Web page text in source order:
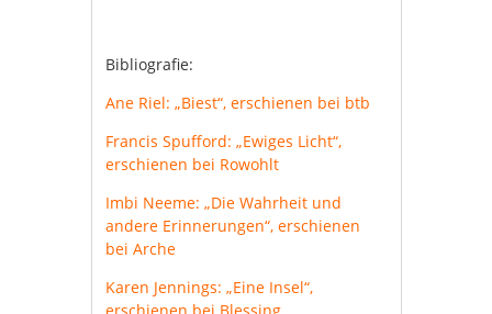
Bibliografie:
Ane Riel: „Biest“, erschienen bei btb
Francis Spufford: „Ewiges Licht“,
erschienen bei Rowohlt
Imbi Neeme: „Die Wahrheit und
andere Erinnerungen“, erschienen
bei Arche
Karen Jennings: „Eine Insel“,